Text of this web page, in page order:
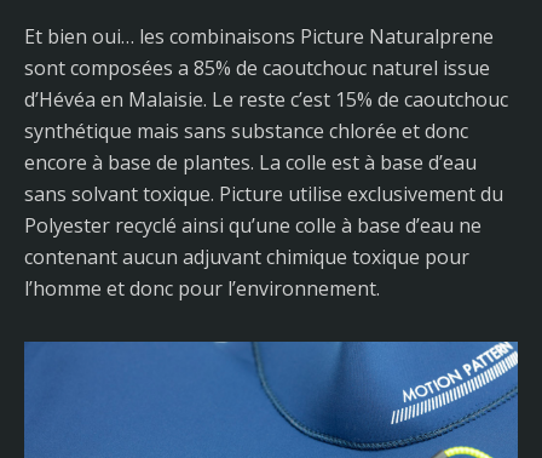
Et bien oui… les combinaisons Picture Naturalprene
sont composées a 85% de caoutchouc naturel issue
d’Hévéa en Malaisie. Le reste c’est 15% de caoutchouc
synthétique mais sans substance chlorée et donc
encore à base de plantes. La colle est à base d’eau
sans solvant toxique. Picture utilise exclusivement du
Polyester recyclé ainsi qu’une colle à base d’eau ne
contenant aucun adjuvant chimique toxique pour
l’homme et donc pour l’environnement.